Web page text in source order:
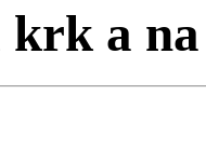
a na